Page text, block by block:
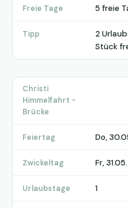
Freie Tage 5 freie
Tipp
2
Stück
Christi
Himmelfahrt -
Brücke
Feiertag Do,
Zwickeltag Fr, 31.05.
Urlaubstage 1